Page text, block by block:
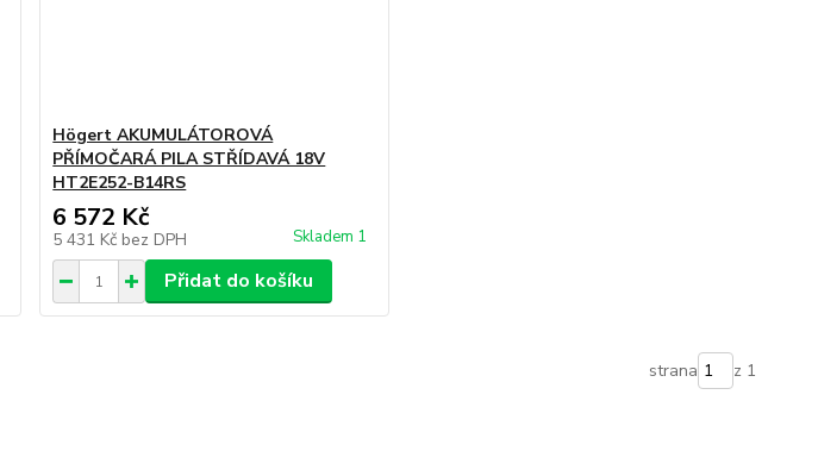
Högert AKUMULÁTOROVÁ
PŘÍMOČARÁ PILA STŘÍDAVÁ 18V
HT2E252-B14RS
6 572 Kč
5 431 Kč bez DPH Skladem 1
Přidat do košíku
strana z 1